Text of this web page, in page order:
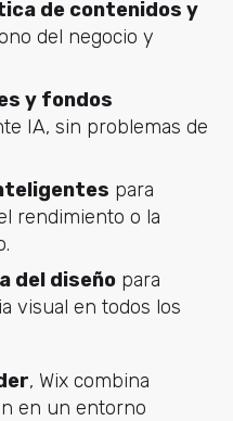
de contenidos y
del negocio y
y fondos
IA, sin problemas de
para
rendimiento o la
del diseñopara
visual en todos los
, Wix combina
en un entorno